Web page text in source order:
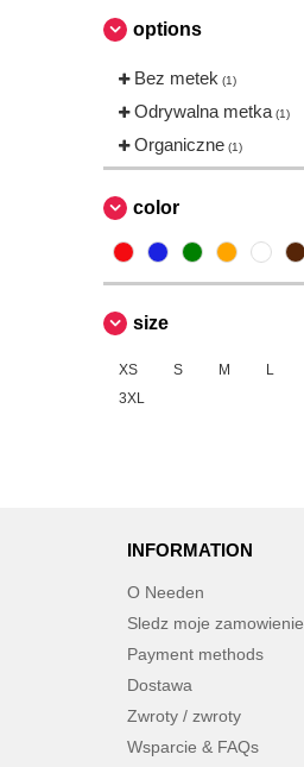
options
Bez metek (1)
Odrywalna metka (1)
Organiczne (1)
color
size
XS S M L
3XL
INFORMATION
O Needen
Sledz moje zamowienie
Payment methods
Dostawa
Zwroty / zwroty
Wsparcie & FAQs